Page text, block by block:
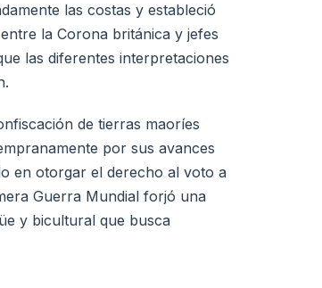
las costas y estableció
la Corona británica y jefes
las diferentes interpretaciones
de tierras maoríes
por sus avances
en otorgar el derecho al voto a
Guerra Mundial forjó una
y bicultural que busca